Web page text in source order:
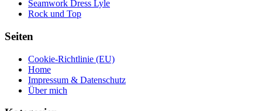
Seamwork Dress Lyle
Rock und Top
Seiten
Cookie-Richtlinie (EU)
Home
Impressum & Datenschutz
Über mich